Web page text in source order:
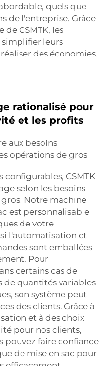
quels que
de l'entreprise. Grâce
de CSMTK, les
simplifier leurs
des économies.
rationalisé pour
et les profits
aux besoins
opérations de gros
configurables, CSMTK
selon les besoins
Notre machine
est personnalisable
de votre
l'automatisation et
sont emballées
Pour
certains cas de
de quantités variables
son système peut
des clients. Grâce à
et à des choix
pour nos clients,
pouvez faire confiance
de mise en sac pour